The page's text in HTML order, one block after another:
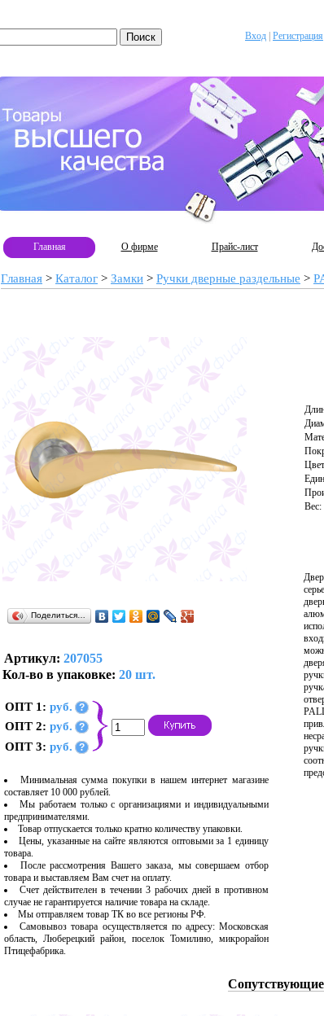
Вход Регистрация
Главная О фирме Прайс-лист
Главная > Каталог > Замки > Ручки дверные раздельные >
Поделиться…
Артикул: 207055
Кол-во в упаковке: 20 шт.
ОПТ 1: руб. ?
ОПТ 2: руб. ?
ОПТ 3: руб. ?
Минимальная сумма покупки в нашем интернет магазине
составляет 10 000 рублей.
Мы работаем только с организациями и индивидуальными
предпринимателями.
Товар отпускается только кратно количеству упаковки.
Цены, указанные на сайте являются оптовыми за 1 единицу
товара.
После рассмотрения Вашего заказа, мы совершаем отбор
товара и выставляем Вам счет на оплату.
Счет действителен в течении 3 рабочих дней в противном
случае не гарантируется наличие товара на складе.
Мы отправляем товар ТК во все регионы РФ.
Самовывоз товара осуществляется по адресу: Московская
область, Люберецкий район, поселок Томилино, микрорайон
Птицефабрика.
Вес: